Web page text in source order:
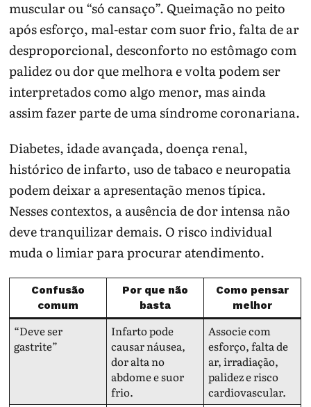
muscular ou “só cansaço”. Queimação no peito
após esforço, mal-estar com suor frio, falta de ar
desproporcional, desconforto no estômago com
palidez ou dor que melhora e volta podem ser
interpretados como algo menor, mas ainda
assim fazer parte de uma síndrome coronariana.
Diabetes, idade avançada, doença renal,
histórico de infarto, uso de tabaco e neuropatia
podem deixar a apresentação menos típica.
Nesses contextos, a ausência de dor intensa não
deve tranquilizar demais. O risco individual
muda o limiar para procurar atendimento.
Confusão
comum
Por que não
basta
Como pensar
melhor
“Deve ser
gastrite”
Infarto pode
causar náusea,
dor alta no
abdome e suor
frio.
Associe com
esforço, falta de
ar, irradiação,
palidez e risco
cardiovascular.